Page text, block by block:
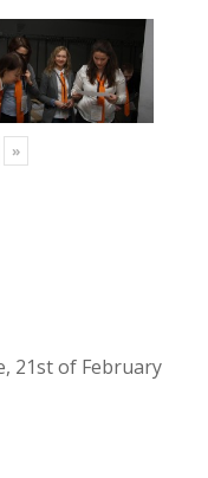
»
21st of February